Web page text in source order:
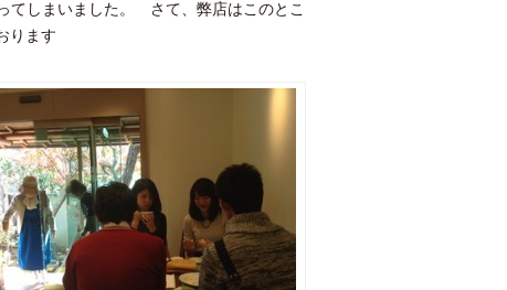
てしまいました。 さて、弊店はこのとこ
ります